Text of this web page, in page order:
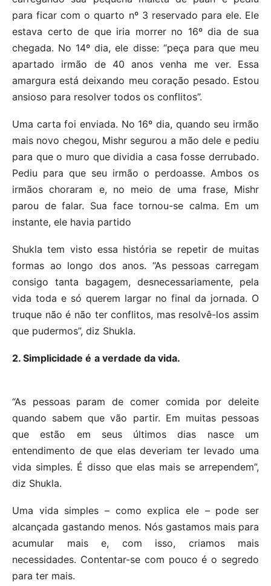
para ficar com o quarto nº 3 reservado para ele. Ele
estava certo de que iria morrer no 16º dia de sua
chegada. No 14º dia, ele disse: “peça para que meu
apartado irmão de 40 anos venha me ver. Essa
amargura está deixando meu coração pesado. Estou
ansioso para resolver todos os conflitos”.
Uma carta foi enviada. No 16º dia, quando seu irmão
mais novo chegou, Mishr segurou a mão dele e pediu
para que o muro que dividia a casa fosse derrubado.
Pediu para que seu irmão o perdoasse. Ambos os
irmãos choraram e, no meio de uma frase, Mishr
parou de falar. Sua face tornou-se calma. Em um
instante, ele havia partido
Shukla tem visto essa história se repetir de muitas
formas ao longo dos anos. “As pessoas carregam
consigo tanta bagagem, desnecessariamente, pela
vida toda e só querem largar no final da jornada. O
truque não é não ter conflitos, mas resolvê-los assim
que pudermos”, diz Shukla.
2. Simplicidade é a verdade da vida.
“As pessoas param de comer comida por deleite
quando sabem que vão partir. Em muitas pessoas
que estão em seus últimos dias nasce um
entendimento de que elas deveriam ter levado uma
vida simples. É disso que elas mais se arrependem”,
diz Shukla.
Uma vida simples – como explica ele – pode ser
alcançada gastando menos. Nós gastamos mais para
acumular mais e, com isso, criamos mais
necessidades. Contentar-se com pouco é o segredo
para ter mais.